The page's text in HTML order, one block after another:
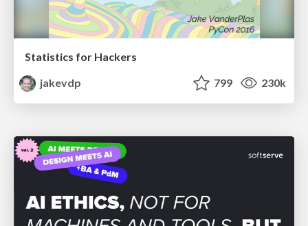
Statistics for Hackers
jakevdp
799 230k